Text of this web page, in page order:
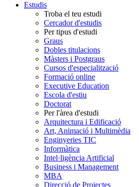
Estudis
Troba el teu estudi
Cercador d'estudis
Per tipus d'estudi
Graus
Dobles titulacions
Màsters i Postgraus
Cursos d'especialització
Formació online
Executive Education
Escola d'estiu
Doctorat
Per l'àrea d'estudi
Arquitectura i Edificació
Art, Animació i Multimèdia
Enginyeries TIC
Informàtica
Intel·ligència Artificial
Business i Management
MBA
Direcció de Projectes